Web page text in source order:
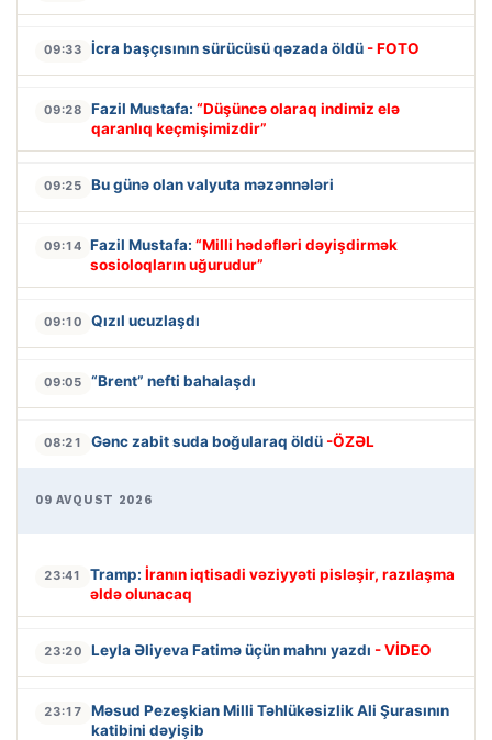
09:33 İcra başçısının sürücüsü qəzada öldü - FOTO
09:28 Fazil Mustafa: “Düşüncə olaraq indimiz elə
qaranlıq keçmişimizdir”
09:25 Bu günə olan valyuta məzənnələri
09:14 Fazil Mustafa: “Milli hədəfləri dəyişdirmək
sosioloqların uğurudur”
09:10 Qızıl ucuzlaşdı
09:05 “Brent” nefti bahalaşdı
08:21 Gənc zabit suda boğularaq öldü -ÖZƏL
09 AVQUST 2026
23:41 Tramp: İranın iqtisadi vəziyyəti pisləşir, razılaşma
əldə olunacaq
23:20 Leyla Əliyeva Fatimə üçün mahnı yazdı - VİDEO
23:17
Məsud Pezeşkian Milli Təhlükəsizlik Ali Şurasının
katibini dəyişib